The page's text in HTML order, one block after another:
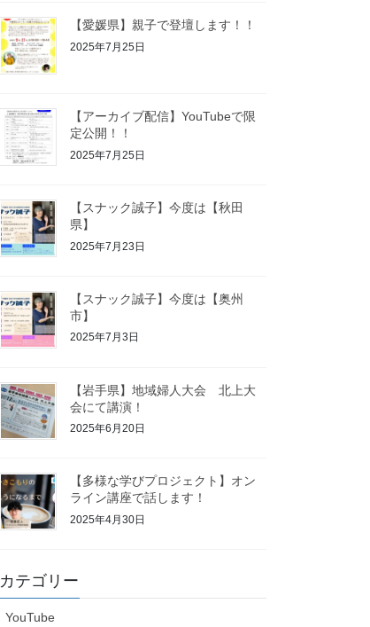
【愛媛県】親子で登壇します！！
2025年7月25日
【アーカイブ配信】YouTubeで限
定公開！！
2025年7月25日
【スナック誠子】今度は【秋田
県】
2025年7月23日
【スナック誠子】今度は【奥州
市】
2025年7月3日
【岩手県】地域婦人大会 北上大
会にて講演！
2025年6月20日
【多様な学びプロジェクト】オン
ライン講座で話します！
2025年4月30日
カテゴリー
YouTube